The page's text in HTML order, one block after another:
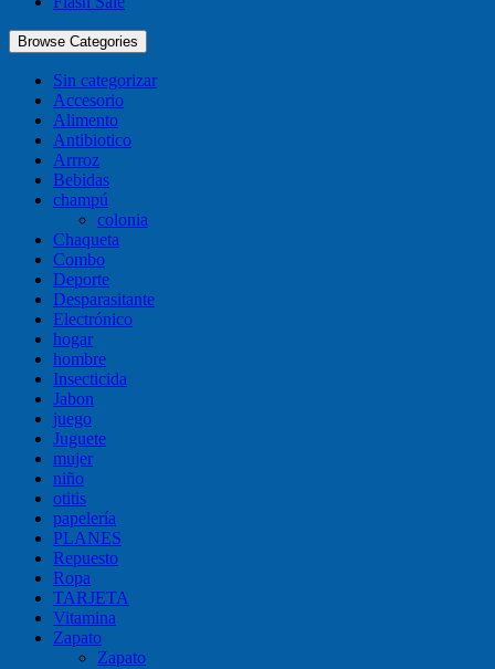
Browse Categories
Sin categorizar
Accesorio
Alimento
Antibiotico
Arrroz
Bebidas
champú
colonia
Chaqueta
Combo
Deporte
Desparasitante
Electrónico
hogar
hombre
Insecticida
Jabon
juego
Juguete
mujer
niño
otitis
papelería
PLANES
Repuesto
Ropa
TARJETA
Vitamina
Zapato
Zapato